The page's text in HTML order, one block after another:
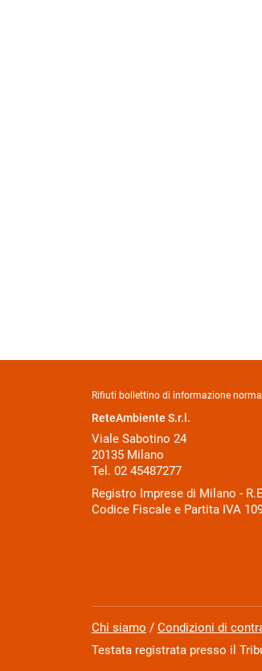
Rifiuti bollettino di informazione
ReteAmbiente S.r.l.
Viale Sabotino 24
20135 Milano
Tel. 02 45487277
Registro Imprese di Milano -
Codice Fiscale e Partita IVA
Chi siamo / Condizioni di
Testata registrata presso il